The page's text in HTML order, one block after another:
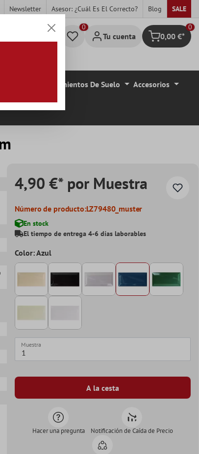
Newsletter Asesor: ¿cuál Es El Correcto? Blog SALE
Tu cuenta Cesta
0
0,00 €*
Revestimientos De Suelo Accesorios
4,90 €* por Muestra
Número de producto:LZ79480_muster
En stock
El tiempo de entrega 4-6 días laborables
Color: Azul
Muestra
A la cesta
Hacer una pregunta Notificación de Caída de Precio